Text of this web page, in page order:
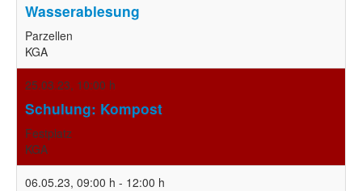
Wasserablesung
Parzellen
KGA
25.03.23, 10:00 h
Schulung: Kompost
Festplatz
KGA
06.05.23, 09:00 h - 12:00 h